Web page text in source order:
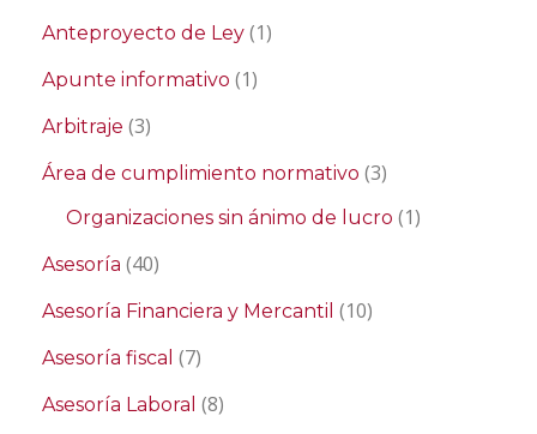
Anteproyecto de Ley (1)
Apunte informativo (1)
Arbitraje (3)
Área de cumplimiento normativo (3)
Organizaciones sin ánimo de lucro (1)
Asesoría (40)
Asesoría Financiera y Mercantil (10)
Asesoría fiscal (7)
Asesoría Laboral (8)